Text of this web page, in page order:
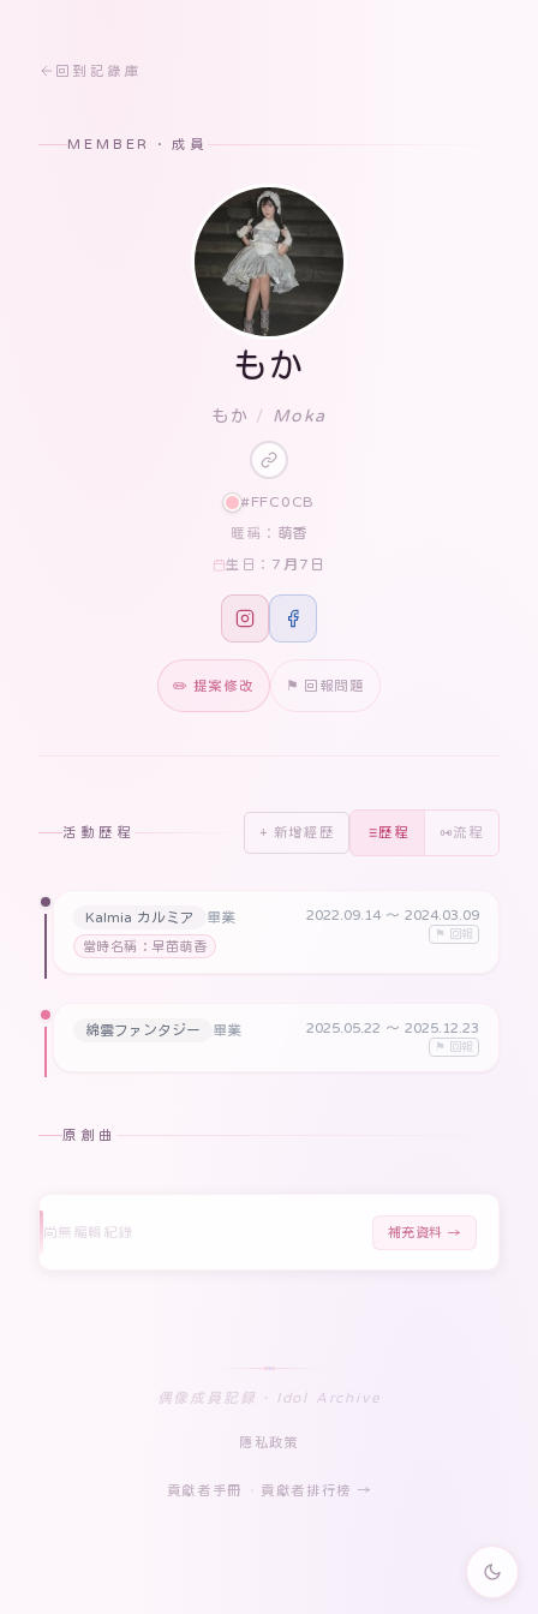
回到記錄庫
MEMBER · 成員
もか
もか / Moka
#FFC0CB
暱稱： 萌香
生日： 7月7日
✏️ 提案修改 ⚑ 回報問題
活動歷程 + 新增經歷 歷程 流程
Kalmia カルミア
畢業
當時名稱：早苗萌香
2022.09.14 〜 2024.03.09
⚑ 回報
綿雲ファンタジー 畢業 2025.05.22 〜 2025.12.23
⚑ 回報
原創曲
尚無編輯紀錄 補充資料 →
偶像成員記録 · Idol Archive
隱私政策
貢獻者手冊 貢獻者排行榜 →